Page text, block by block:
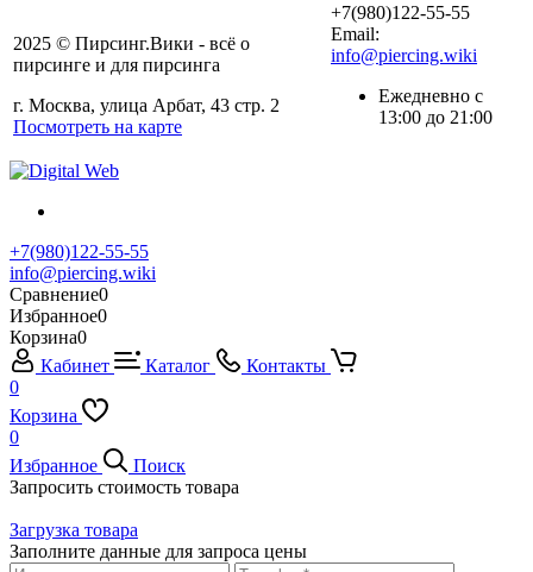
2025 © Пирсинг.Вики - всё о
пирсинге и для пирсинга
г. Москва, улица Арбат, 43 стр. 2
Посмотреть на карте
+7(980)122-55-55
Email:
info@piercing.wiki
Ежедневно с
13:00 до 21:00
+7(980)122-55-55
info@piercing.wiki
Сравнение0
Избранное0
Корзина0
Кабинет
Каталог
Контакты
0
Корзина
0
Избранное
Поиск
Запросить стоимость товара
Загрузка товара
Заполните данные для запроса цены